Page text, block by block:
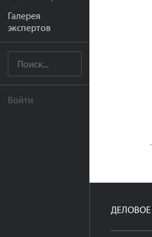
Галерея
экспертов
Войти
ДЕЛОВОЕ